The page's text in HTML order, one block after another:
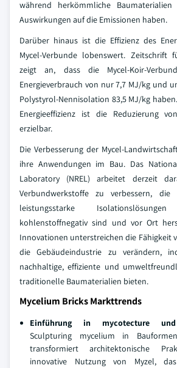
während herkömmliche
Auswirkungen auf die Emissionen haben.
Darüber hinaus ist die Effizienz des
Mycel-Verbunde lobenswert. Zeitschrift
zeigt an, dass die Mycel-Koir-
Energieverbrauch von nur 7,7 MJ/kg und
Polystyrol-Nennisolation 83,5 MJ/kg
Energieeffizienz ist die Reduzierung
erzielbar.
Die Verbesserung der Mycel-
ihre Anwendungen im Bau. Das
Laboratory (NREL) arbeitet derzeit
Verbundwerkstoffe zu verbessern, die
leistungsstarke
kohlenstoffnegativ sind und vor Ort
Innovationen unterstreichen die Fähigkeit
die Gebäudeindustrie zu verändern,
nachhaltige, effiziente und
traditionelle Baumaterialien bieten.
Mycelium Bricks Markttrends
Einführung in mycotecture und
Sculpturing mycelium in
transformiert architektonische
innovative Nutzung von Myzel,